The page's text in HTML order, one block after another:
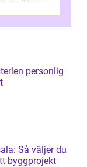
Så väljer du
byggprojekt